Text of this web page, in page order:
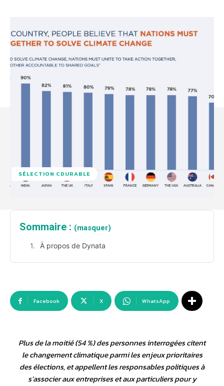
SÉLECTION CDURABLE
Sommaire : (masquer)
À propos de Dynata
Facebook X WhatsApp
Plus de la moitié (54 %) des personnes interrogées citent
le changement climatique parmi les enjeux prioritaires
des élections, et appellent les responsables politiques à
s’associer aux entreprises et aux particuliers pour y